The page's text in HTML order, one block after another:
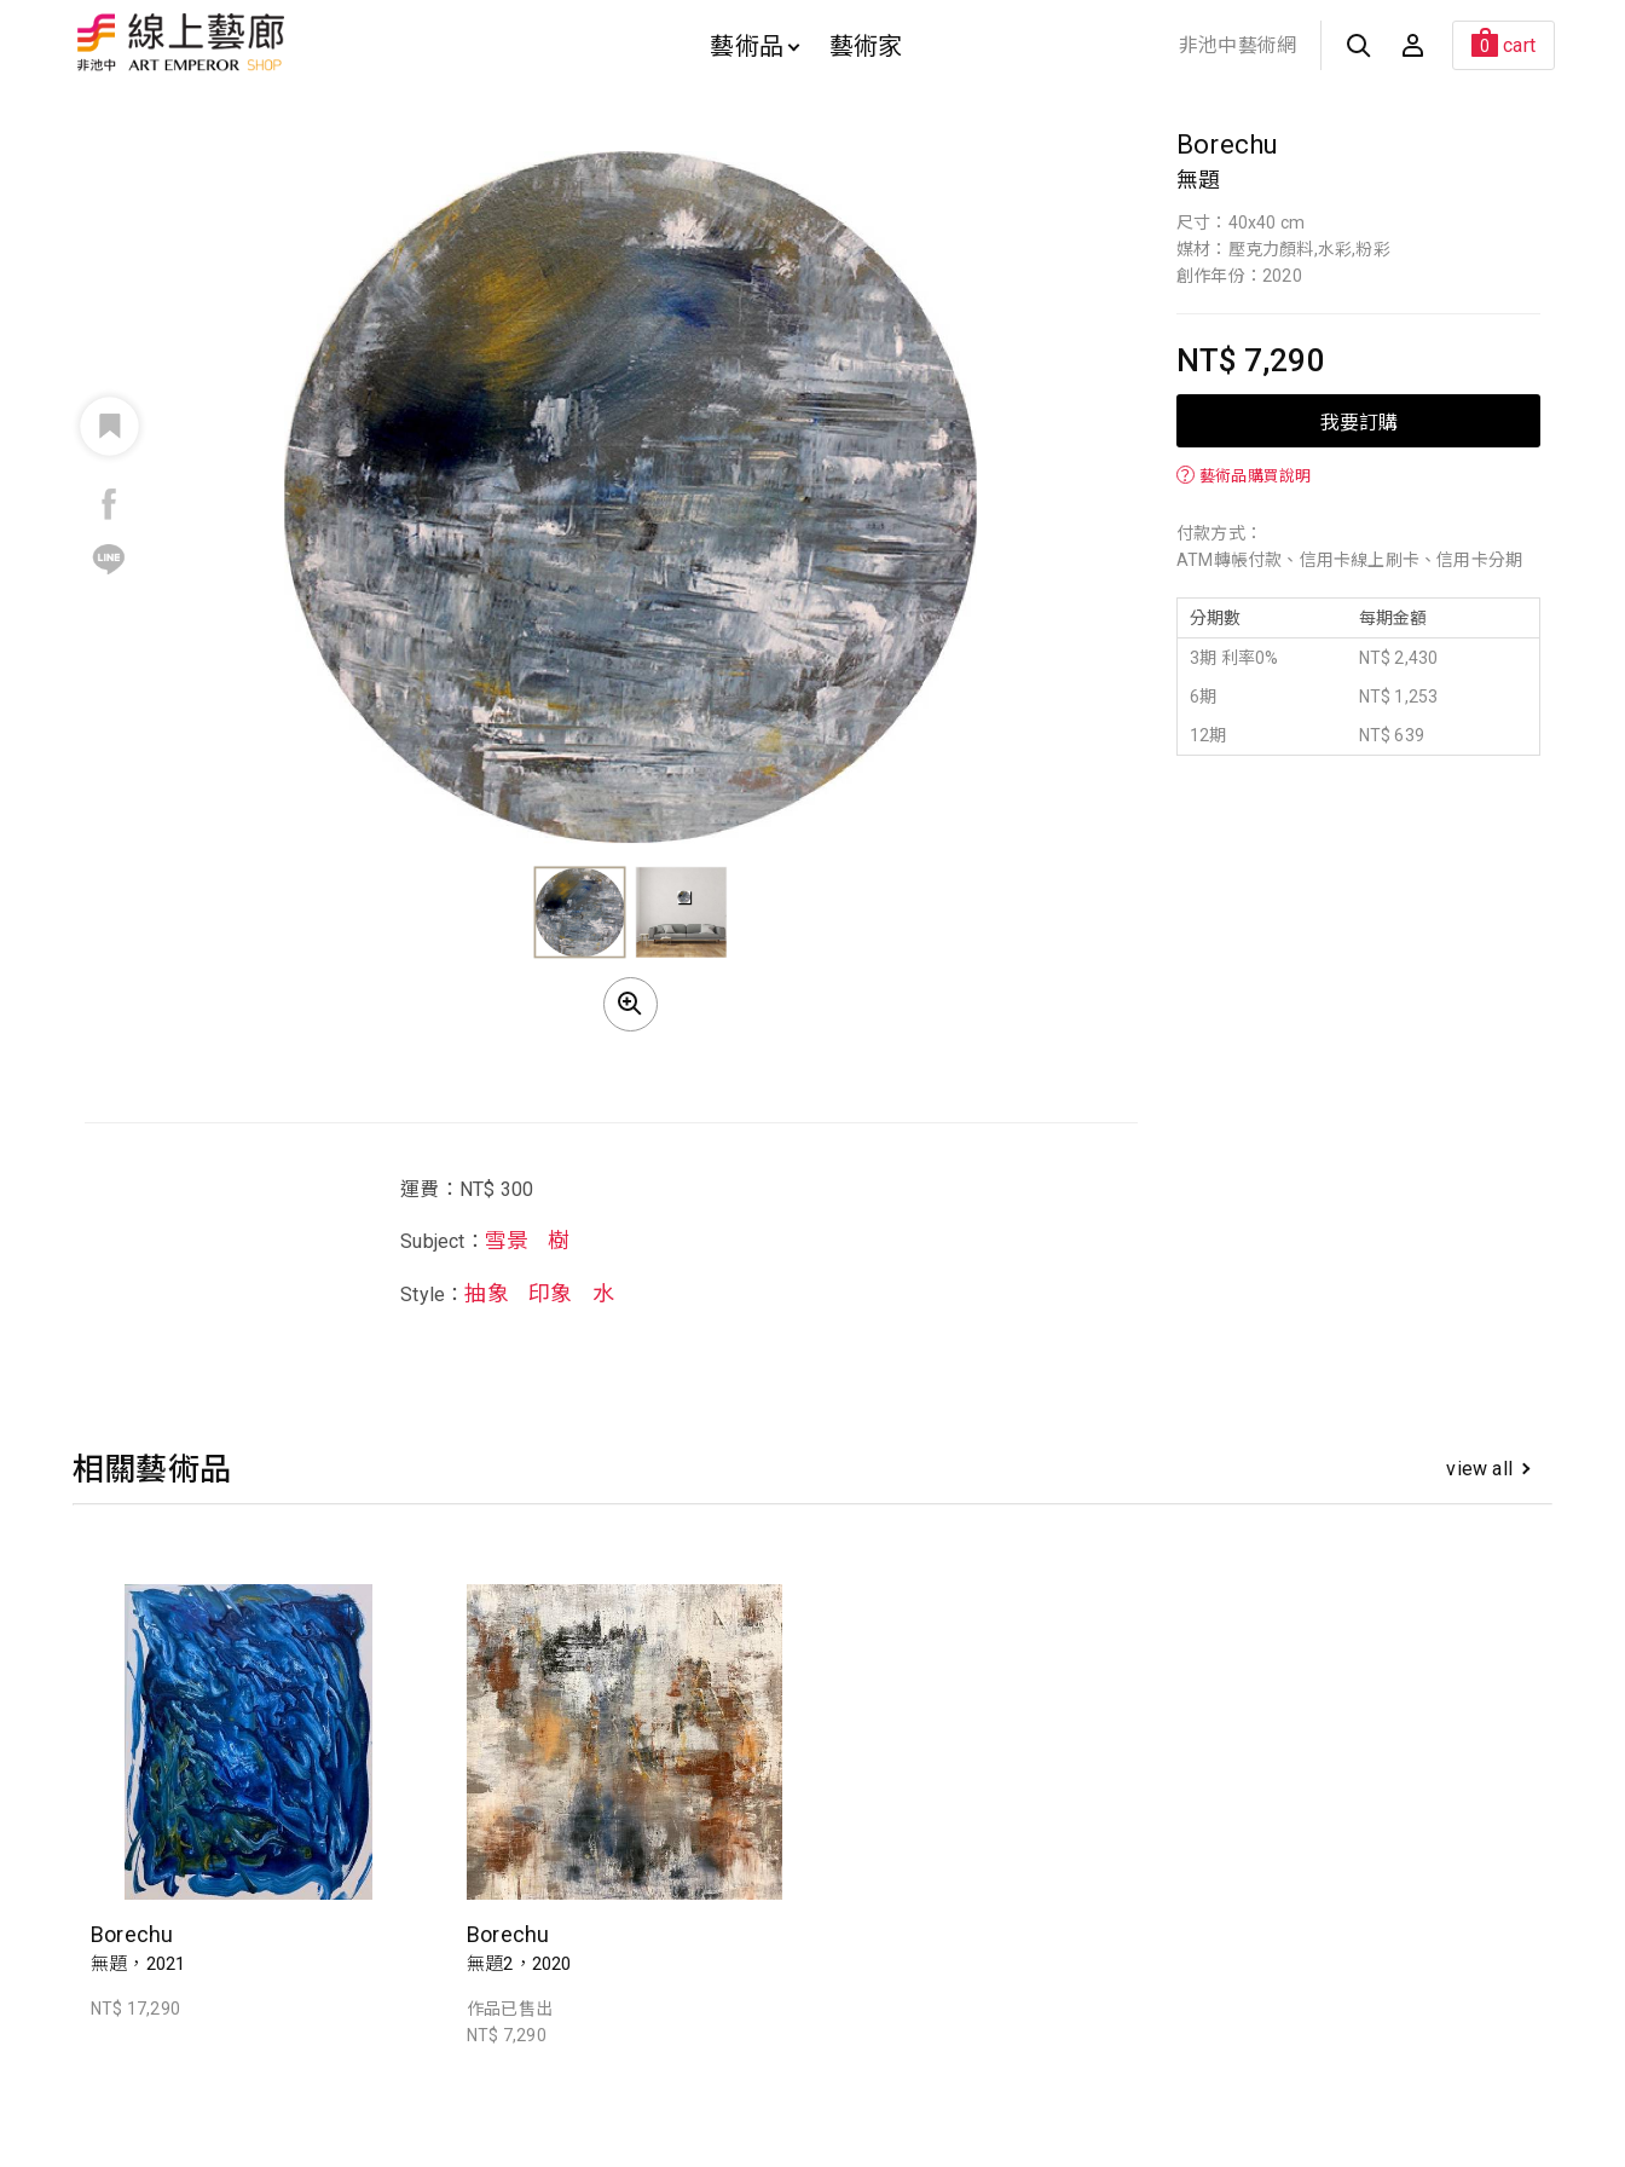
藝術品 藝術家 非池中藝術網 0 cart
Borechu
無題
尺寸：40x40 cm
媒材：壓克力顏料,水彩,粉彩
創作年份：2020
NT$ 7,290
我要訂購
？ 藝術品購買說明
付款方式：
ATM轉帳付款、信用卡線上刷卡、信用卡分期
分期數 每期金額
3期 利率0%
NT$ 2,430
6期
NT$ 1,253
12期
NT$ 639
運費：NT$ 300
Subject： 雪景 樹
Style：抽象 印象 水
相關藝術品 view all
Borechu
無題，2021
NT$ 17,290
Borechu
無題2，2020
作品已售出
NT$ 7,290